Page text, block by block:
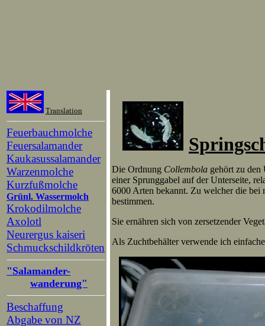
Translation
Feuerbauchmolche
Feuersalamander
Kaukasussalamander
Warzenmolche
Kurzfußmolche
Grünl. Wassermolch
Krokodilmolche
Axolotl
Neurergus kaiseri
Schmuckschildkröten
"Salamander-
wanderung"
Beschaffung
Abgabe von NZ
Die Ordnung Collembola gehört zu
einer Sprunggabel auf der Unterseite,
6000 Arten bekannt. Zu welcher die bei
bestimmen.
Sie ernähren sich von zersetzender
Als Zuchtbehälter verwende ich